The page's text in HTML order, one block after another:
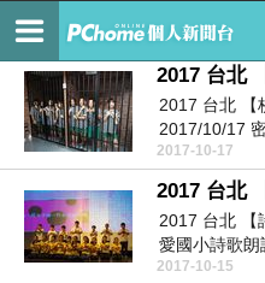
與孩子一起愛上國外自助
2017 台北 【
2017/10/17
2017-10-17
2017 台北 【
愛國小詩歌朗
2017-10-15